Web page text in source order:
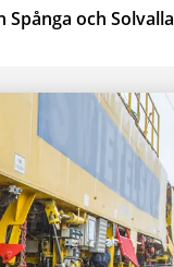
och Solvalla